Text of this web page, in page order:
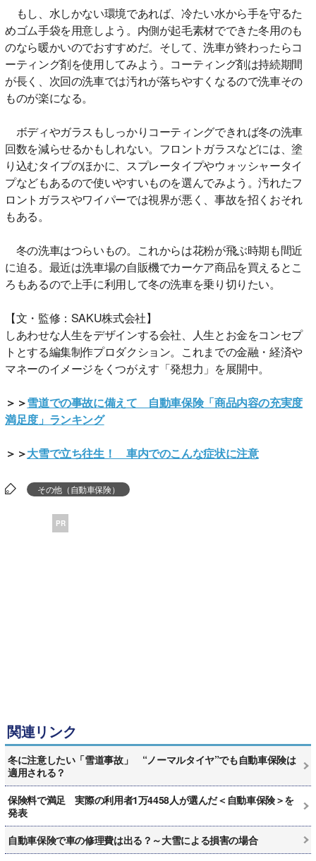
もし、水しかない環境であれば、冷たい水から手を守るた
めゴム手袋を用意しよう。内側が起毛素材でできた冬用のも
のなら暖かいのでおすすめだ。そして、洗車が終わったらコ
ーティング剤を使用してみよう。コーティング剤は持続期間
が長く、次回の洗車では汚れが落ちやすくなるので洗車その
ものが楽になる。
ボディやガラスもしっかりコーティングできれば冬の洗車
回数を減らせるかもしれない。フロントガラスなどには、塗
り込むタイプのほかに、スプレータイプやウォッシャータイ
プなどもあるので使いやすいものを選んでみよう。汚れたフ
ロントガラスやワイパーでは視界が悪く、事故を招くおそれ
もある。
冬の洗車はつらいもの。これからは花粉が飛ぶ時期も間近
に迫る。最近は洗車場の自販機でカーケア商品を買えるとこ
ろもあるので上手に利用して冬の洗車を乗り切りたい。
【文・監修：SAKU株式会社】
しあわせな人生をデザインする会社、人生とお金をコンセプ
トとする編集制作プロダクション。これまでの金融・経済や
マネーのイメージをくつがえす「発想力」を展開中。
＞＞雪道での事故に備えて 自動車保険「商品内容の充実度
満足度」ランキング
＞＞大雪で立ち往生！ 車内でのこんな症状に注意
その他（自動車保険）
PR
関連リンク
冬に注意したい「雪道事故」 “ノーマルタイヤ”でも自動車保険は
適用される？
保険料で満足 実際の利用者1万4458人が選んだ＜自動車保険＞を
発表
自動車保険で車の修理費は出る？～大雪による損害の場合